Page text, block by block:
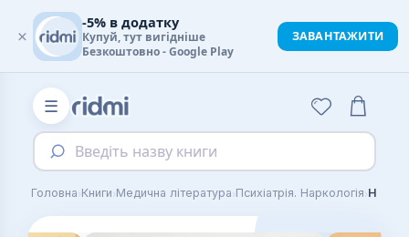
☰
Введіть назву книги
Головна›Книги›Медична література›Психіатрія. Наркологія›
×
-5% в додатку
Купуй, тут вигідніше
Безкоштовно - Google Play
ЗАВАНТАЖИТИ